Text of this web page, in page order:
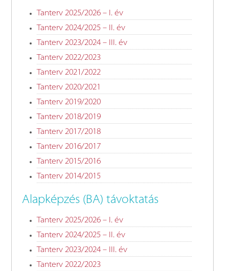
Tanterv 2025/2026– I. év
Tanterv 2024/2025 – II. év
Tanterv 2023/2024 – III. év
Tanterv 2022/2023
Tanterv 2021/2022
Tanterv 2020/2021
Tanterv 2019/2020
Tanterv 2018/2019
Tanterv 2017/2018
Tanterv 2016/2017
Tanterv 2015/2016
Tanterv 2014/2015
Alapképzés (BA) távoktatás
Tanterv 2025/2026 – I. év
Tanterv 2024/2025 – II. év
Tanterv 2023/2024 – III. év
Tanterv 2022/2023